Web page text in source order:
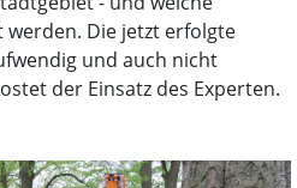
Die jetzt erfolgte
und auch nicht
der Einsatz des Experten.